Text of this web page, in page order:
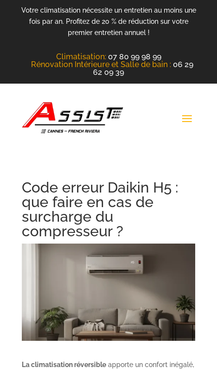
Votre climatisation nécessite un entretien au moins une
fois par an. Profitez de 20 % de réduction sur votre
premier entretien annuel !
Climatisation: 07 80 99 98 99
Rénovation Intérieure et Salle de bain : 06 29
62 09 39
Code erreur Daikin H5 :
que faire en cas de
surcharge du
compresseur ?
La climatisation réversibleapporte un confort inégalé,